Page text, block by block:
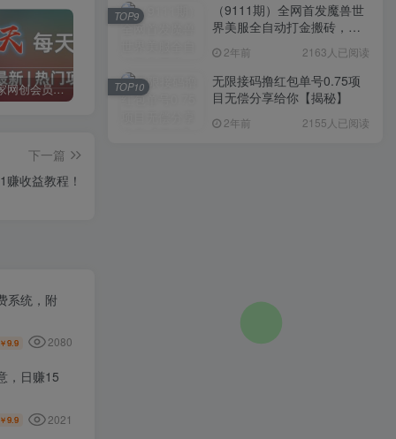
加入二当家网创会员，享受70%的推广提成，免费学习网上万种创业课程，菜鸟变大神。 加盟二当家云网创，搭建同款项目资源站，实现月入5万+
下一篇
收益教程！
系统，附
￥9.9 2080
，日赚15
￥9.9 2021
（9111期）全网首发魔兽世
界美服全自动打金搬砖，日
姆级教学
2年前 2163人已阅读
TOP9
无限接码撸红包单号0.75项
目无偿分享给你【揭秘】
2年前 2155人已阅读
TOP10